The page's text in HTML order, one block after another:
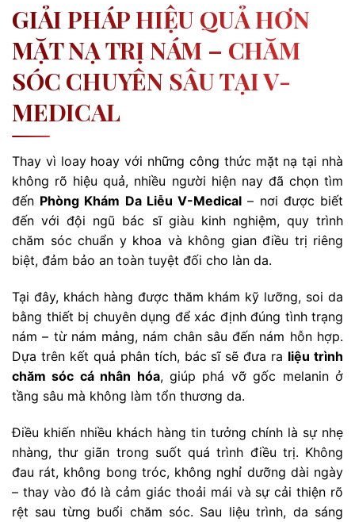
GIẢI PHÁP HIỆU QUẢ HƠN
MẶT NẠ TRỊ NÁM – CHĂM
SÓC CHUYÊN SÂU TẠI V-
MEDICAL
Thay vì loay hoay với những công thức mặt nạ tại nhà
không rõ hiệu quả, nhiều người hiện nay đã chọn tìm
đến Phòng Khám Da Liễu V-Medical – nơi được biết
đến với đội ngũ bác sĩ giàu kinh nghiệm, quy trình
chăm sóc chuẩn y khoa và không gian điều trị riêng
biệt, đảm bảo an toàn tuyệt đối cho làn da.
Tại đây, khách hàng được thăm khám kỹ lưỡng, soi da
bằng thiết bị chuyên dụng để xác định đúng tình trạng
nám – từ nám mảng, nám chân sâu đến nám hỗn hợp.
Dựa trên kết quả phân tích, bác sĩ sẽ đưa ra liệu trình
chăm sóc cá nhân hóa, giúp phá vỡ gốc melanin ở
tầng sâu mà không làm tổn thương da.
Điều khiến nhiều khách hàng tin tưởng chính là sự nhẹ
nhàng, thư giãn trong suốt quá trình điều trị. Không
đau rát, không bong tróc, không nghỉ dưỡng dài ngày
– thay vào đó là cảm giác thoải mái và sự cải thiện rõ
rệt sau từng buổi chăm sóc. Sau liệu trình, da sáng